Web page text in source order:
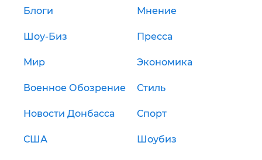
Блоги Мнение
Шоу-Биз Пресса
Мир Экономика
Военное Обозрение Стиль
Новости Донбасса Спорт
США Шоубиз